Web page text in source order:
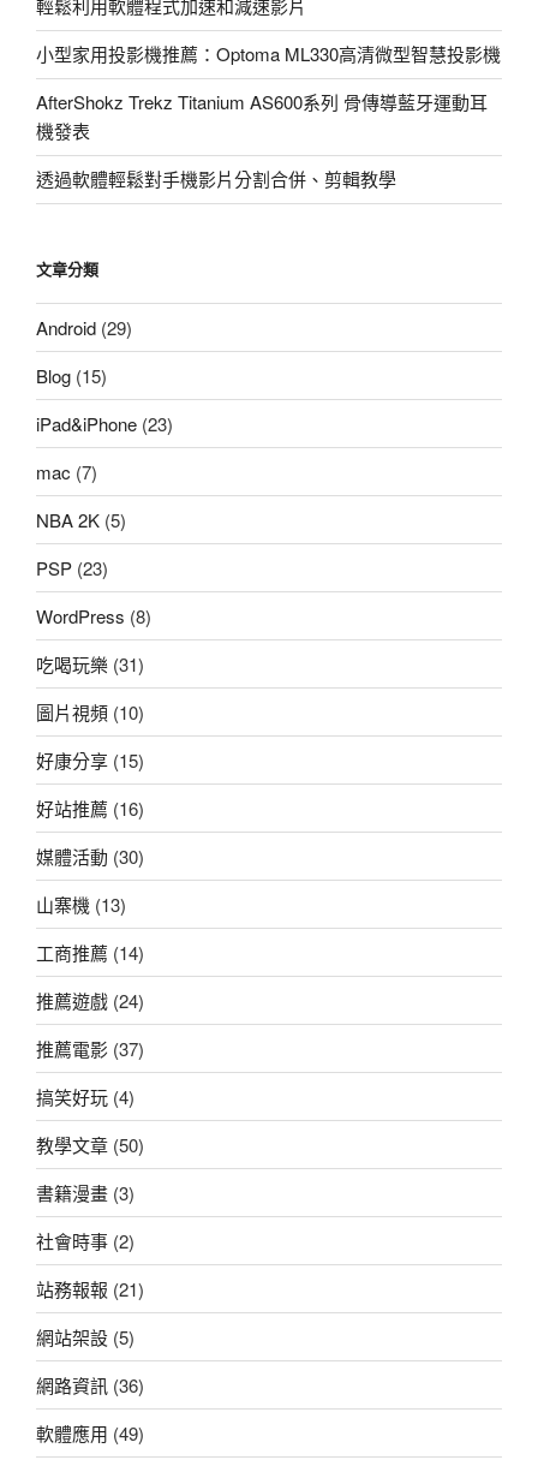
輕鬆利用軟體程式加速和減速影片
小型家用投影機推薦：Optoma ML330高清微型智慧投影機
AfterShokz Trekz Titanium AS600系列 骨傳導藍牙運動耳
機發表
透過軟體輕鬆對手機影片分割合併、剪輯教學
文章分類
Android (29)
Blog (15)
iPad&iPhone (23)
mac (7)
NBA 2K (5)
PSP (23)
WordPress (8)
吃喝玩樂 (31)
圖片視頻 (10)
好康分享 (15)
好站推薦 (16)
媒體活動 (30)
山寨機 (13)
工商推薦 (14)
推薦遊戲 (24)
推薦電影 (37)
搞笑好玩 (4)
教學文章 (50)
書籍漫畫 (3)
社會時事 (2)
站務報報 (21)
網站架設 (5)
網路資訊 (36)
軟體應用 (49)